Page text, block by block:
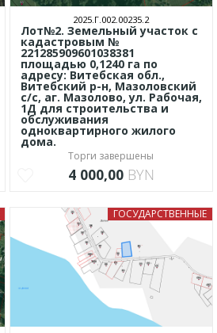
2025.Г.002.00235.2
Лот№2. Земельный участок с
кадастровым №
221285909601038381
площадью 0,1240 га по
адресу: Витебская обл.,
Витебский р-н, Мазоловский
с/с, аг. Мазолово, ул. Рабочая,
1Д для строительства и
обслуживания
одноквартирного жилого
дома.
Торги завершены
4 000,00 BYN
ГОСУДАРСТВЕННЫЕ